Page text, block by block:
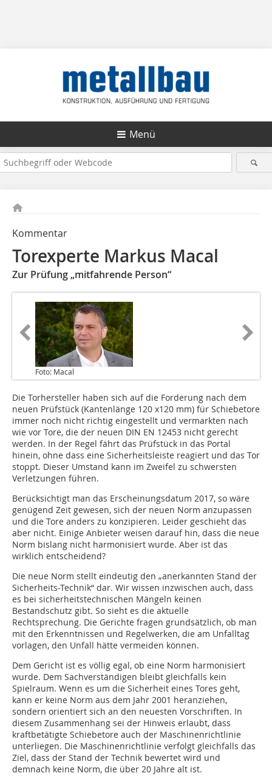
Menü
Kommentar
Torexperte Markus Macal
Zur Prüfung „mitfahrende Person“
Foto: Macal
Die Torhersteller haben sich auf die Forderung nach dem
neuen Prüfstück (Kantenlänge 120 x120 mm) für Schiebetore
immer noch nicht richtig eingestellt und vermarkten nach
wie vor Tore, die der neuen DIN EN 12453 nicht gerecht
werden. In der Regel fährt das Prüfstück in das Portal
hinein, ohne dass eine Sicherheitsleiste reagiert und das Tor
stoppt. Dieser Umstand kann im Zweifel zu schwersten
Verletzungen führen.
Berücksichtigt man das Erscheinungsdatum 2017, so wäre
genügend Zeit gewesen, sich der neuen Norm anzupassen
und die Tore anders zu konzipieren. Leider geschieht das
aber nicht. Einige Anbieter weisen darauf hin, dass die neue
Norm bislang nicht harmonisiert wurde. Aber ist das
wirklich entscheidend?
Die neue Norm stellt eindeutig den „anerkannten Stand der
Sicherheits-Technik“ dar. Wir wissen inzwischen auch, dass
es bei sicherheitstechnischen Mängeln keinen
Bestandschutz gibt. So sieht es die aktuelle
Rechtsprechung. Die Gerichte fragen grundsätzlich, ob man
mit den Erkenntnissen und Regelwerken, die am Unfalltag
vorlagen, den Unfall hätte vermeiden können.
Dem Gericht ist es völlig egal, ob eine Norm harmonisiert
wurde. Dem Sachverständigen bleibt gleichfalls kein
Spielraum. Wenn es um die Sicherheit eines Tores geht,
kann er keine Norm aus dem Jahr 2001 heranziehen,
sondern orientiert sich an den neuesten Vorschriften. In
diesem Zusammenhang sei der Hinweis erlaubt, dass
kraftbetätigte Schiebetore auch der Maschinenrichtlinie
unterliegen. Die Maschinenrichtlinie verfolgt gleichfalls das
Ziel, dass der Stand der Technik bewertet wird und
demnach keine Norm, die über 20 Jahre alt ist.